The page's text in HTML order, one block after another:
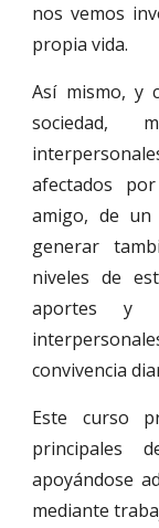
nos vemos
propia vida.
Así mismo, y
sociedad,
afectados
amigo, de un
generar
niveles de
aportes y
convivencia
Este curso
principales
apoyándose
mediante